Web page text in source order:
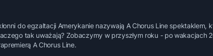
do egzaltacji Amerykanie nazywają A Chorus Line spektaklem,
tak uważają? Zobaczymy w przyszłym roku - po wakacjach
A Chorus Line.